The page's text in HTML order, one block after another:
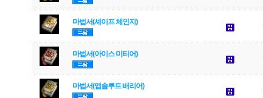
마법서(셰이프 체인지)
마법서(아이스 미티어)
마법서(앱솔루트 배리어)